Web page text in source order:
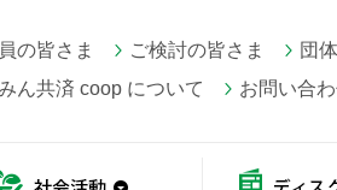
の皆さま ご検討の皆さま
団
ん共済 coop について
お問い合